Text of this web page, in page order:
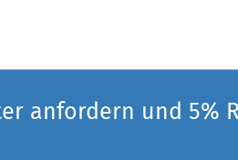
anfordern und 5%